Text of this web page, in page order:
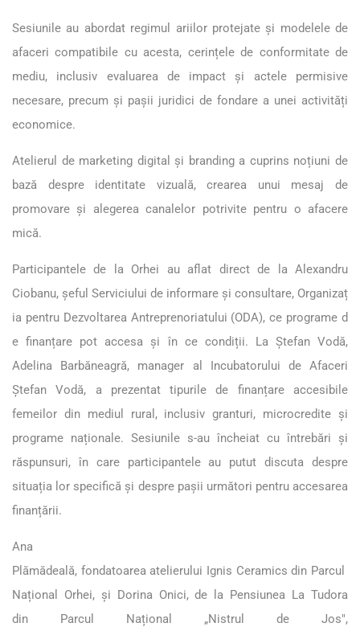
Sesiunile au abordat regimul ariilor protejate și modelele de
afaceri compatibile cu acesta, cerințele de conformitate de
mediu, inclusiv evaluarea de impact și actele permisive
necesare, precum și pașii juridici de fondare a unei activități
economice.
Atelierul de marketing digital și branding a cuprins noțiuni de
bază despre identitate vizuală, crearea unui mesaj de
promovare și alegerea canalelor potrivite pentru o afacere
mică.
Participantele de la Orhei au aflat direct de la Alexandru
Ciobanu, șeful Serviciului de informare și consultare, Organizaț
ia pentru Dezvoltarea Antreprenoriatului (ODA),ce programe d
e finanțare pot accesa și în ce condiții. La Ștefan Vodă,
Adelina Barbăneagră, manager al Incubatorului de Afaceri
Ștefan Vodă, a prezentat tipurile de finanțare accesibile
femeilor din mediul rural, inclusiv granturi, microcredite și
programe naționale. Sesiunile s-au încheiat cu întrebări și
răspunsuri, în care participantele au putut discuta despre
situația lor specifică și despre pașii următori pentru accesarea
finanțării.
Ana
Plămădeală, fondatoarea atelierului Ignis Ceramics din Parcul
Național Orhei, și Dorina Onici, de la Pensiunea La Tudora
din Parcul Național „Nistrul de Jos",